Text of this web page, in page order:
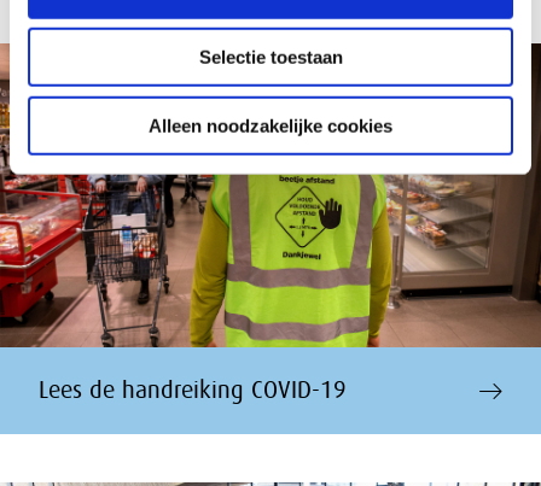
Selectie toestaan
Alleen noodzakelijke cookies
Lees de handreiking COVID-19